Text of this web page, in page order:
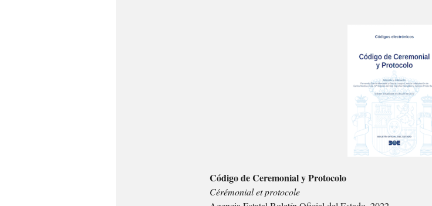
Código de Ceremonial y Protocolo
Cérémonial et protocole